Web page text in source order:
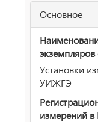
Основное
Установки
УИЖГЭ
измерений